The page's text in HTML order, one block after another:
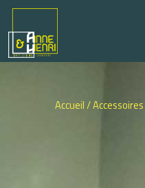
Accueil/Accessoires